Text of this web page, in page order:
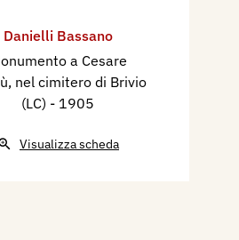
Danielli Bassano
a Cesare
nel cimitero di Brivio
(LC) - 1905
Visualizza scheda